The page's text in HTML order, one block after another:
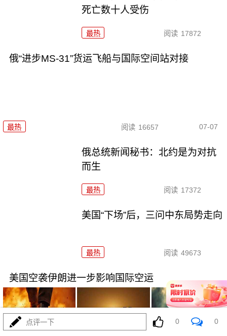
死亡数十人受伤
最热 阅读 17872
俄“进步MS-31”货运飞船与国际空间站对接
最热 阅读 16657 07-07
俄总统新闻秘书：北约是为对抗
而生
最热 阅读 17372
美国“下场”后，三问中东局势走向
最热 阅读 49673
美国空袭伊朗进一步影响国际空运
点评一下 0 0